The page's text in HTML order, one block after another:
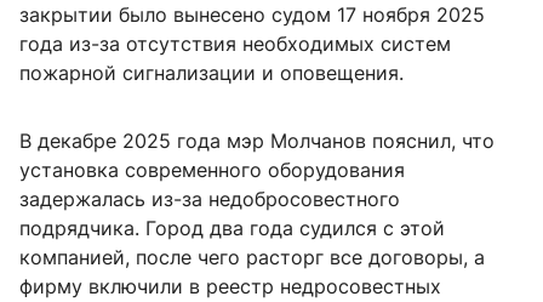
закрытии было вынесено судом 17 ноября 2025
года из-за отсутствия необходимых систем
пожарной сигнализации и оповещения.
В декабре 2025 года мэр Молчанов пояснил, что
установка современного оборудования
задержалась из-за недобросовестного
подрядчика. Город два года судился с этой
компанией, после чего расторг все договоры, а
фирму включили в реестр недросовестных